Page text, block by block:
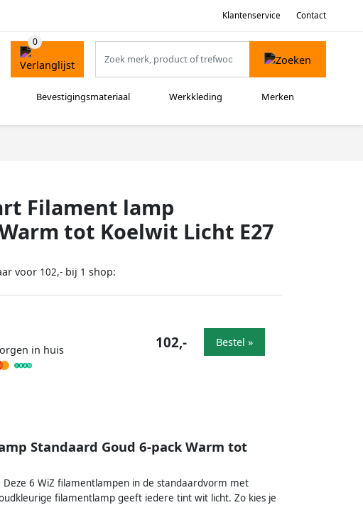
Klantenservice Contact
Bevestigingsmateriaal Werkkleding Merken
Filament lamp
tot Koelwit Licht E27
voor 102,- bij 1 shop:
in huis
102,- Bestel »
Standaard Goud 6-pack Warm tot
6 WiZ filamentlampen in de standaardvorm met
filamentlamp geeft iedere tint wit licht. Zo kies je